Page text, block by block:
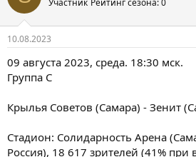
10.08.2023
09 августа 2023, среда. 18:30 мск.
Группа C
Крылья Советов (Самара) - Зенит
Стадион: Солидарность Арена
Россия), 18 617 зрителей (41% при